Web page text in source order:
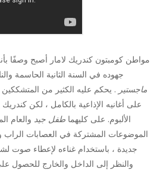
مواطن كومبتون كندريك لامار أصبح وصفًا
جهوده في السنة الثانية الحاسمة
ماجستير . يحكم عليه الكثير من
على أغانيه الإذاعية بالكامل ، لكن
الألبوم. على كليهما طفل جيد والعام
جديدة ، باستخدام غناءه لإعطاء صوت
والنظر إلى الداخل والخارج للحصول